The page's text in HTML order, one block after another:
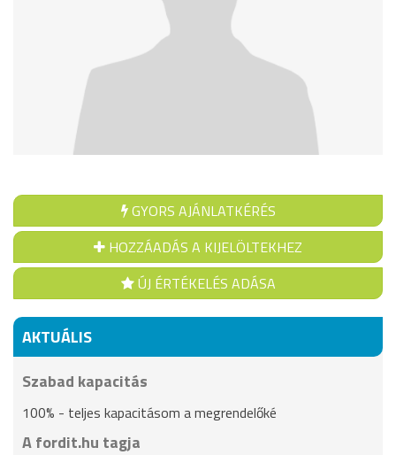
GYORS AJÁNLATKÉRÉS
HOZZÁADÁS A KIJELÖLTEKHEZ
ÚJ ÉRTÉKELÉS ADÁSA
AKTUÁLIS
Szabad kapacitás
100% - teljes kapacitásom a megrendelőké
A fordit.hu tagja